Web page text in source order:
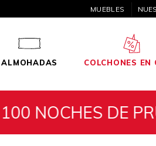
MUEBLES
ALMOHADAS COLCHONES EN
DE PRUEBA •